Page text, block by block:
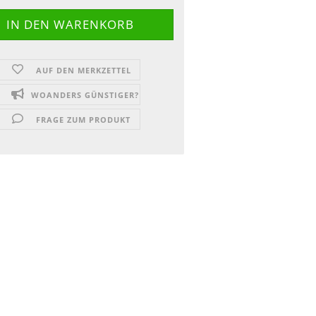
AUF DEN MERKZETTEL
WOANDERS GÜNSTIGER?
FRAGE ZUM PRODUKT